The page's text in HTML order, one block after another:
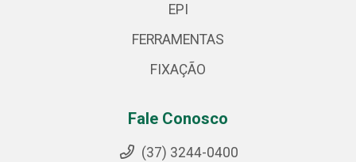
EPI
FERRAMENTAS
FIXAÇÃO
Fale Conosco
(37) 3244-0400